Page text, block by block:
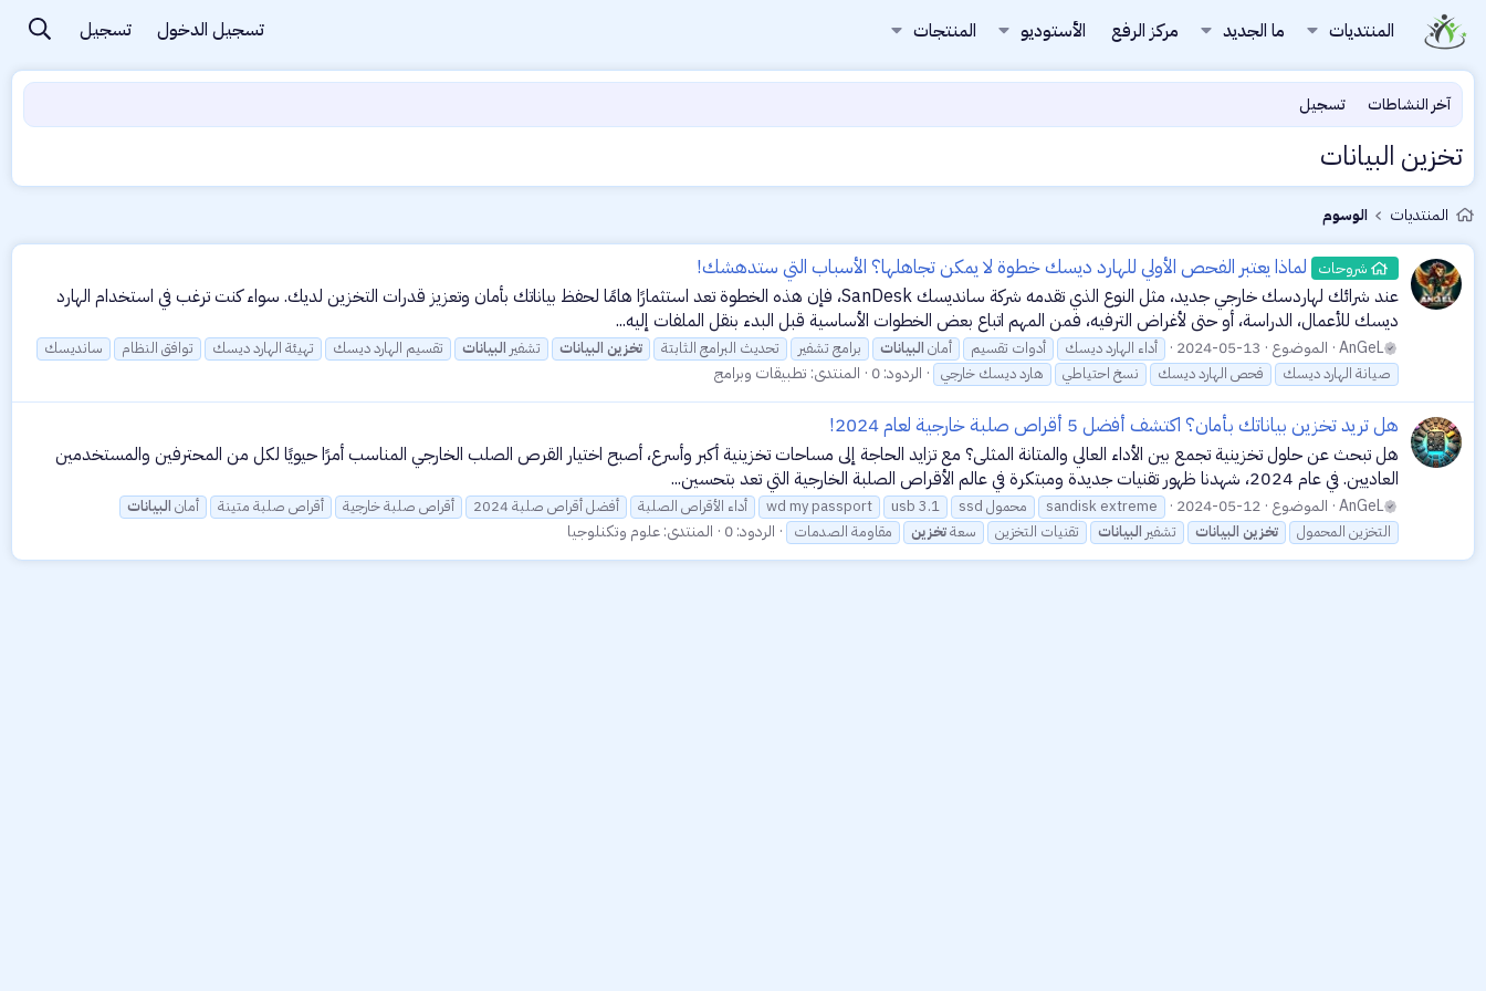
المنتديات ما الجديد مركز الرفع الأستوديو المنتجات تسجيل الدخول تسجيل
آخر النشاطات تسجيل
تخزين البيانات
المنتديات الوسوم
شروحات لماذا يعتبر الفحص الأولي للهارد ديسك خطوة لا يمكن تجاهلها؟ الأسباب التي ستدهشك!
عند شرائك لهاردسك خارجي جديد، مثل النوع الذي تقدمه شركة سانديسك SanDesk، فإن هذه الخطوة تعد استثمارًا هامًا لحفظ بياناتك بأمان وتعزيز قدرات التخزين لديك. سواء كنت ترغب في استخدام الهارد
ديسك للأعمال، الدراسة، أو حتى لأغراض الترفيه، فمن المهم اتباع بعض الخطوات الأساسية قبل البدء بنقل الملفات إليه...
AnGeL الموضوع 2024-05-13 أداء الهارد ديسك أدوات تقسيم أمان البيانات برامج تشفير تحديث البرامج الثابتة تخزين البيانات تشفير البيانات تقسيم الهارد ديسك تهيئة الهارد ديسك توافق النظام
سانديسك
صيانة الهارد ديسك
فحص الهارد ديسك نسخ احتياطي هارد ديسك خارجي الردود: 0 المنتدى: تطبيقات وبرامج
هل تريد تخزين بياناتك بأمان؟ اكتشف أفضل 5 أقراص صلبة خارجية لعام 2024!
هل تبحث عن حلول تخزينية تجمع بين الأداء العالي والمتانة المثلى؟ مع تزايد الحاجة إلى مساحات تخزينية أكبر وأسرع، أصبح اختيار القرص الصلب الخارجي المناسب أمرًا حيويًا لكل من المحترفين والمستخدمين
العاديين. في عام 2024، شهدنا ظهور تقنيات جديدة ومبتكرة في عالم الأقراص الصلبة الخارجية التي تعد بتحسين...
AnGeL الموضوع 2024-05-12
sandisk extreme ssd محمول usb 3.1
wd my passport أداء الأقراص الصلبة أفضل أقراص صلبة 2024 أقراص صلبة خارجية أقراص صلبة متينة أمان البيانات
التخزين المحمول
تخزين البيانات تشفير البيانات تقنيات التخزين سعةتخزين مقاومة الصدمات الردود: 0 المنتدى:علوم وتكنلوجيا